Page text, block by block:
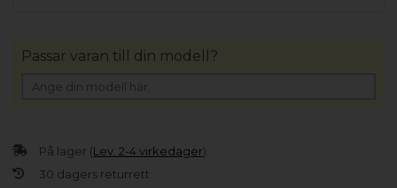
På lager (Lev. 2-4 virkedager).
30 dagers returrett
Passar varan till din modell?